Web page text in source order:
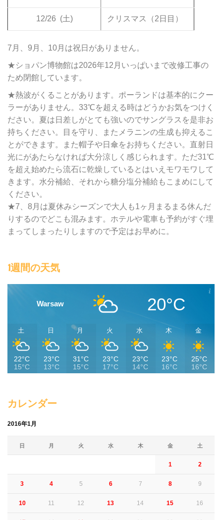
12/26 (土) クリスマス（2日目）
7月、9月、10月は祝日がありません。
★ショパン博物館は2026年12月いっぱいまで改修工事の
ため閉館しています。
★熱波がくることがあります。ポーランドは基本的にクー
ラーがありません。33℃を超える時はどうかお気をつけく
ださい。夏は日差しがとても強いのでサングラスを是非お
持ちください。目を守り、またメラニンの生成も抑えるこ
とができます。また帽子や日傘をお持ちください。直射日
光にがあたらなければ大分涼しく感じられます。ただ31℃
を超え始めたら流石に乾燥しているとはいえモワモワして
きます。水分補給、それから糖分塩分補給もこまめにして
ください。
★7、8月は夏休みシーズンで大人も1ヶ月まるまる休んだ
りするのでどこも混みます。ホテルや電車も予約がすぐ埋
まってしまったりしますので予定はお早めに。
1週間の天気
Warsaw 20°C
土
22°C
15°C
日
23°C
13°C
月
31°C
15°C
火
23°C
17°C
水
23°C
14°C
木
23°C
16°C
金
25°C
16°C
カレンダー
2016年1月
日 月 火 水 木 金 土
1 2
3 4 5 6 7 8 9
10 11 12 13 14 15 16